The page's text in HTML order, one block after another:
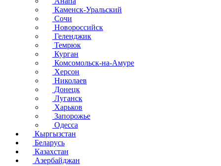
Каменск-Уральский
Сочи
Новороссийск
Геленджик
Темрюк
Курган
Комсомольск-на-Амуре
Херсон
Николаев
Донецк
Луганск
Харьков
Запорожье
Одесса
Кыргызстан
Беларусь
Казахстан
Азербайджан